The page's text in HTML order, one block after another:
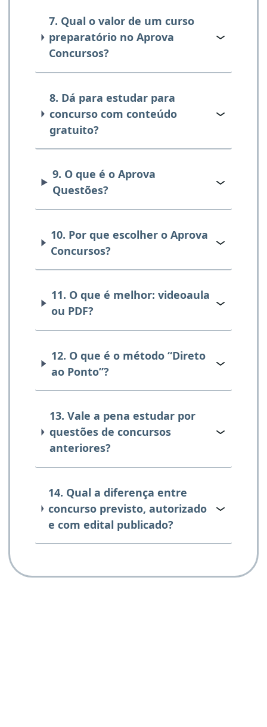
7. Qual o valor de um curso
preparatório no Aprova
Concursos?
8. Dá para estudar para
concurso com conteúdo
gratuito?
9. O que é o Aprova
Questões?
10. Por que escolher o Aprova
Concursos?
11. O que é melhor: videoaula
ou PDF?
12. O que é o método “Direto
ao Ponto”?
13. Vale a pena estudar por
questões de concursos
anteriores?
14. Qual a diferença entre
concurso previsto, autorizado
e com edital publicado?